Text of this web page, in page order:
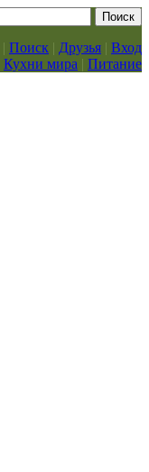
| Поиск | Друзья | Вход
Кухни мира | Питание